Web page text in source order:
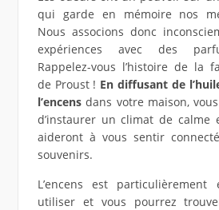
qui garde en mémoire nos
Nous associons donc
expériences avec des
Rappelez-vous l’histoire de la
de Proust ! En diffusant de
l’encensdans votre maison,
d’instaurer un climat de calme
aideront à vous sentir
souvenirs.
L’encens est particulièrement
utiliser et vous pourrez